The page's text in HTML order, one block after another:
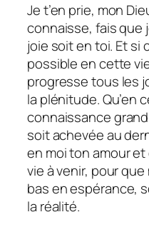
Je t’en prie, mon
connaisse, fais que
joie soit en toi. Et si
possible en cette
progresse tous les
la plénitude. Qu’en
connaissance
soit achevée au
en moi ton amour et
vie à venir, pour
bas en espérance,
la réalité.